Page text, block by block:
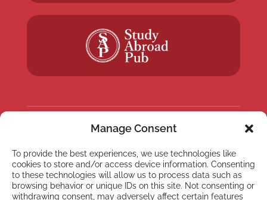
Manage Consent
To provide the best experiences, we use technologies like
cookies to store and/or access device information. Consenting
to these technologies will allow us to process data such as
browsing behavior or unique IDs on this site. Not consenting or
withdrawing consent, may adversely affect certain features
Suscríbete a nuestra
newsletter